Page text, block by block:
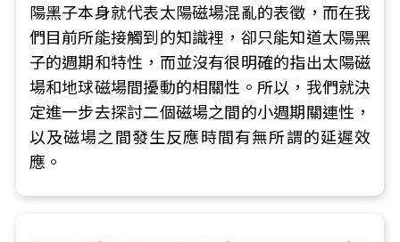
陽黑子本身就代表太陽磁場混亂的表徵，而在我
們目前所能接觸到的知識裡，卻只能知道太陽黑
子的週期和特性，而並沒有很明確的指出太陽磁
場和地球磁場間擾動的相關性。所以，我們就決
定進一步去探討二個磁場之間的小週期關連性，
以及磁場之間發生反應時間有無所謂的延遲效
應。